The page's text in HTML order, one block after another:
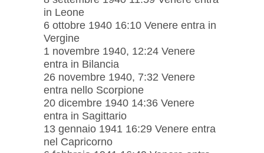
in Leone
6 ottobre 1940 16:10 Venere entra in
Vergine
1 novembre 1940, 12:24 Venere
entra in Bilancia
26 novembre 1940, 7:32 Venere
entra nello Scorpione
20 dicembre 1940 14:36 ​​Venere
entra in Sagittario
13 gennaio 1941 16:29 Venere entra
nel Capricorno